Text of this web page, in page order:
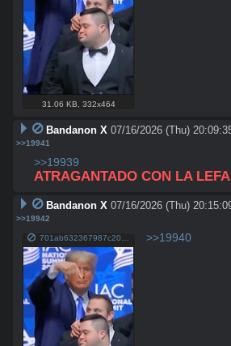
31.06 KB, 332x464
Bandanon X 07/16/2026 (Thu)
>>19941
>>19939
ATRAGANTADO CON LA
Bandanon X 07/16/2026 (Thu)
>>19942
>>19940